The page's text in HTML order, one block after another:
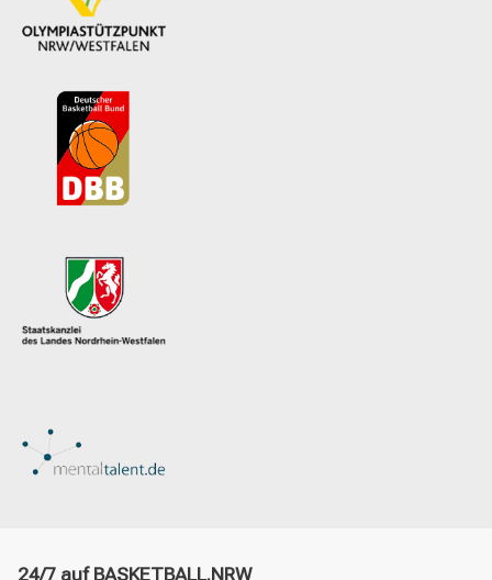
24/7 auf BASKETBALL.NRW